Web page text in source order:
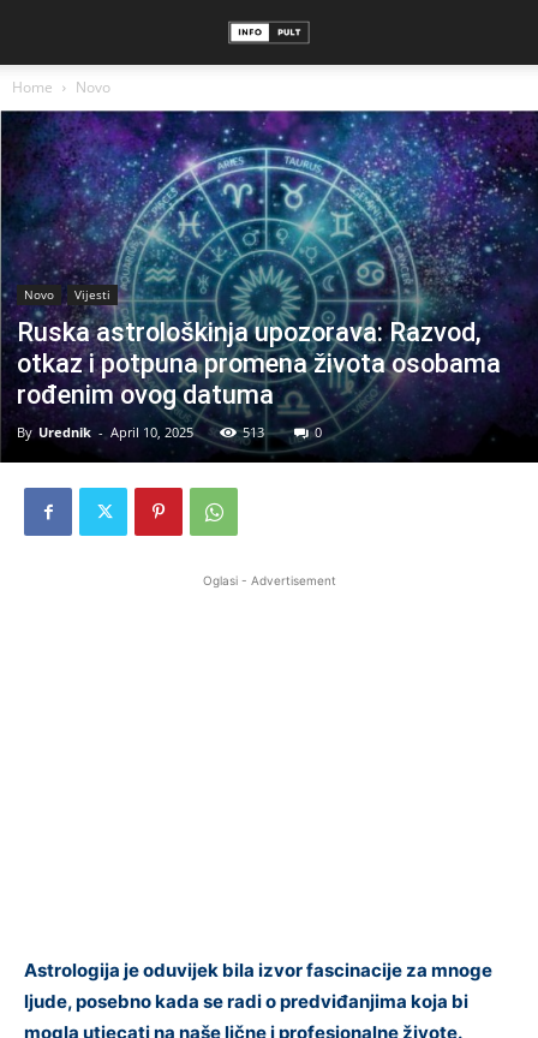
Home Novo
Novo Vijesti
Ruska astrološkinja upozorava: Razvod,
otkaz i potpuna promena života osobama
rođenim ovog datuma
By Urednik - April 10, 2025 513 0
Oglasi - Advertisement
Astrologija je oduvijek bila izvor fascinacije za mnoge
ljude, posebno kada se radi o predviđanjima koja bi
mogla utjecati na naše lične i profesionalne živote.